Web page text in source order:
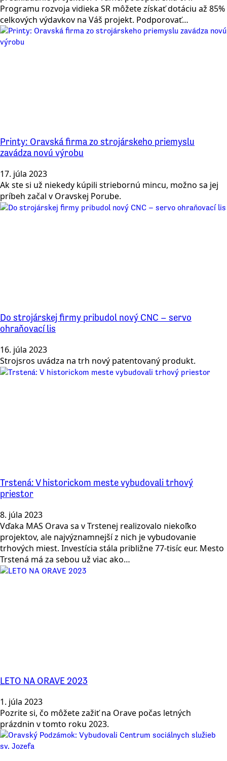
Programu rozvoja vidieka SR môžete získať dotáciu až 85%
celkových výdavkov na Váš projekt. Podporovať…
Printy: Oravská firma zo strojárskeho priemyslu
zavádza novú výrobu
17. júla 2023
Ak ste si už niekedy kúpili striebornú mincu, možno sa jej
príbeh začal v Oravskej Porube.
Do strojárskej firmy pribudol nový CNC – servo
ohraňovací lis
16. júla 2023
Strojsros uvádza na trh nový patentovaný produkt.
Trstená: V historickom meste vybudovali trhový
priestor
8. júla 2023
Vďaka MAS Orava sa v Trstenej realizovalo niekoľko
projektov, ale najvýznamnejší z nich je vybudovanie
trhových miest. Investícia stála približne 77-tisíc eur. Mesto
Trstená má za sebou už viac ako…
LETO NA ORAVE 2023
1. júla 2023
Pozrite si, čo môžete zažiť na Orave počas letných
prázdnin v tomto roku 2023.